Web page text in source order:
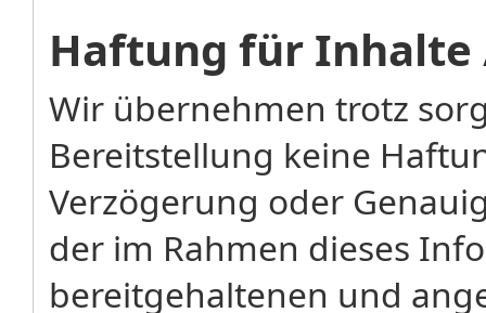
Haftung für
Wir übernehmen trotz
Bereitstellung keine
Verzögerung oder
der im Rahmen dieses
bereitgehaltenen und